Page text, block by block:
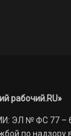
рабочий.RU»
ЭЛ № ФС 77 –
по надзору